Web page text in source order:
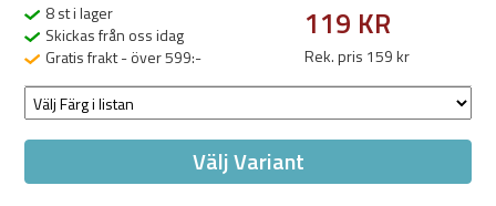
8 st i lager
Skickas från oss idag
Gratis frakt - över 599:-
119 KR
Rek. pris 159 kr
Välj Variant